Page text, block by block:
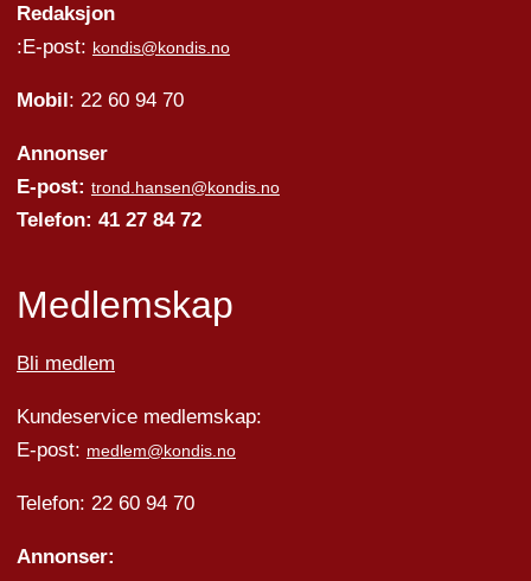
Redaksjon
:E-post: kondis@kondis.no
Mobil: 22 60 94 70
Annonser
E-post: trond.hansen@kondis.no
Telefon: 41 27 84 72
Medlemskap
Bli medlem
Kundeservice medlemskap:
E-post: medlem@kondis.no
Telefon: 22 60 94 70
Annonser: